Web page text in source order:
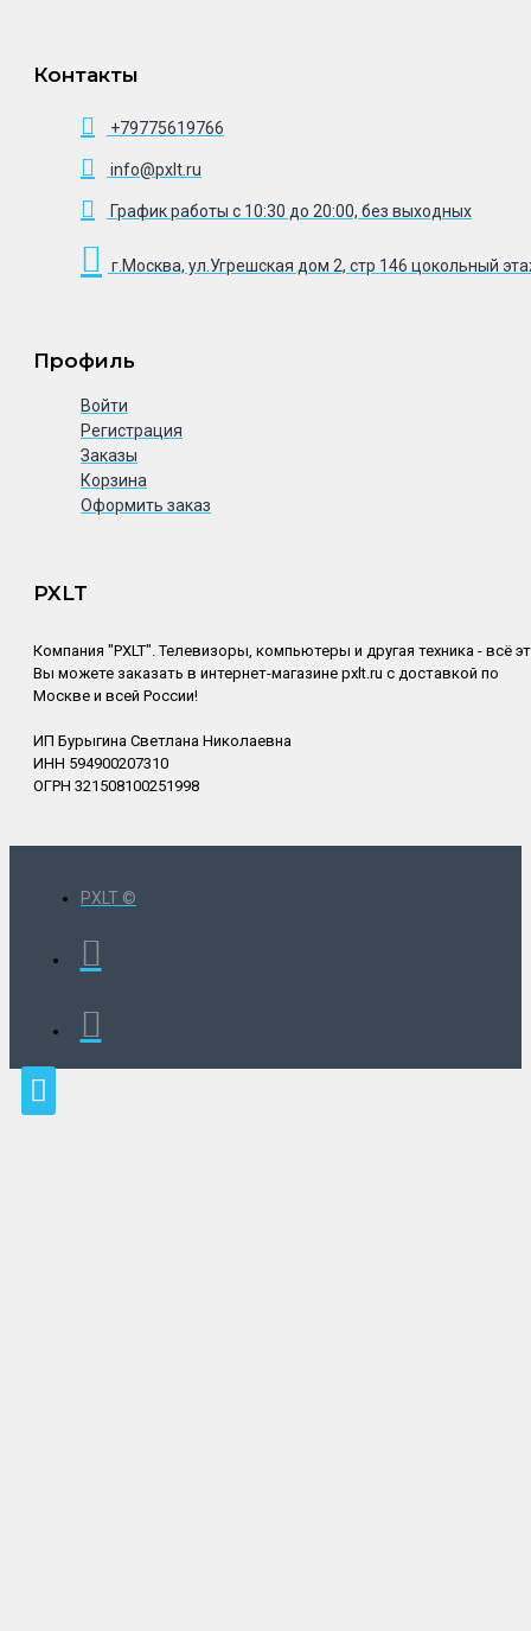
Контакты
+79775619766
info@pxlt.ru
График работы с 10:30 до 20:00, без выходных
г.Москва, ул.Угрешская дом 2, стр 146 цокольный
Профиль
Войти
Регистрация
Заказы
Корзина
Оформить заказ
PXLT
Компания "PXLT". Телевизоры, компьютеры и другая техника - всё
Вы можете заказать в интернет-магазине pxlt.ru с доставкой по
Москве и всей России!
ИП Бурыгина Светлана Николаевна
ИНН 594900207310
ОГРН 321508100251998
PXLT ©